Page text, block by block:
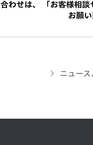
合わせは、 「お客様相
お願い
ニュー